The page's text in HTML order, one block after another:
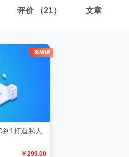
评价 （21） 文章
1打造私人
￥299.00